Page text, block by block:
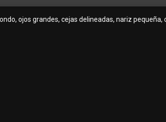
ojos grandes, cejas delineadas, nariz